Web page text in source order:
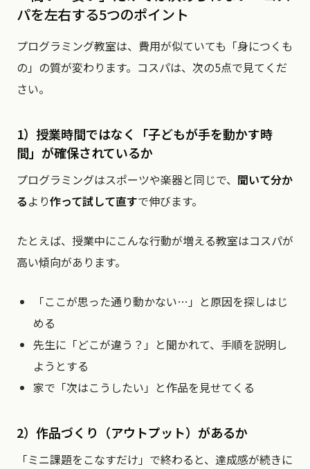
パを左右する5つのポイント
プログラミング教室は、費用が似ていても「身につくも
の」の質が変わります。コスパは、次の5点で見てくだ
さい。
1）授業時間ではなく「子どもが手を動かす時
間」が確保されているか
プログラミングはスポーツや楽器と同じで、 聞いて分か
るより作って試して直すで伸びます。
たとえば、授業中にこんな行動が増える教室はコスパが
高い傾向があります。
「ここが思った通り動かない…」と原因を探しはじ
める
先生に「どこが違う？」と聞かれて、手順を説明し
ようとする
家で「次はこうしたい」と作品を見せてくる
2）作品づくり（アウトプット）があるか
「ミニ課題をこなすだけ」で終わると、達成感が続きに